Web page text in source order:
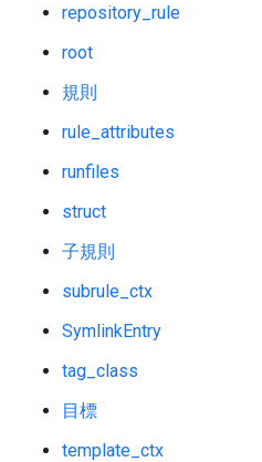
repository_rule
root
規則
rule_attributes
runfiles
struct
子規則
subrule_ctx
SymlinkEntry
tag_class
目標
template_ctx